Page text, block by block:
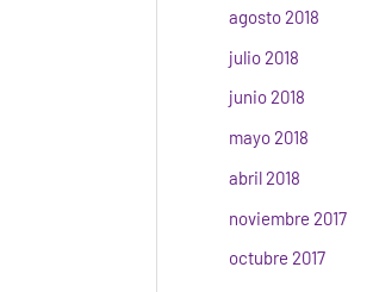
agosto 2018
julio 2018
junio 2018
mayo 2018
abril 2018
noviembre 2017
octubre 2017